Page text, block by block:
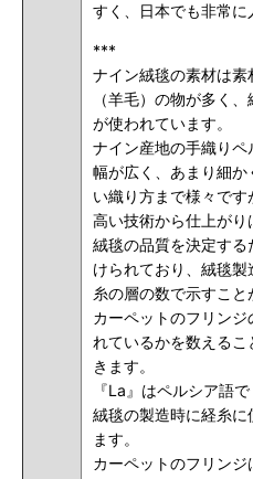
すく、日本でも非常に
***
ナイン絨毯の素材は
（羊毛）の物が多く
が使われています。
ナイン産地の手織り
幅が広く、あまり細
い織り方まで様々で
高い技術から仕上がり
絨毯の品質を決定す
けられており、絨毯
糸の層の数で示すこと
カーペットのフリン
れているかを数える
きます。
『La』はペルシア語
絨毯の製造時に経糸
ます。
カーペットのフリン